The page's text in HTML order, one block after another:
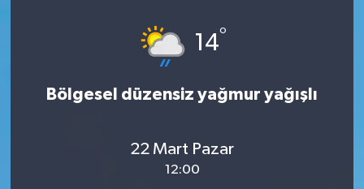
14°
Bölgesel düzensiz yağmur yağışlı
22 Mart Pazar
12:00